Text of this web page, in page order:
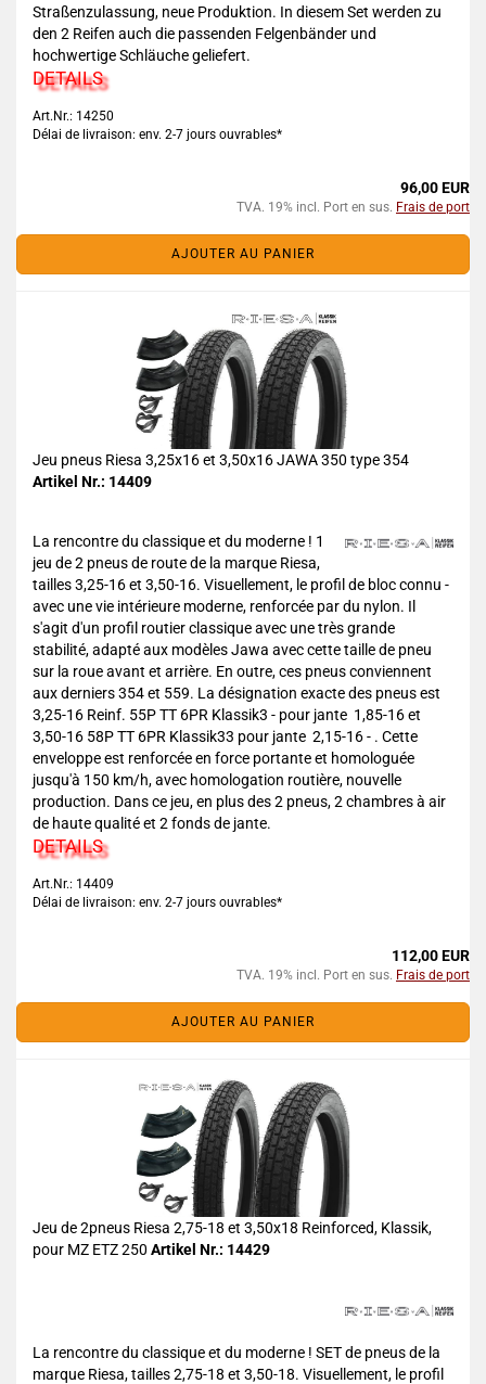
Straßenzulassung, neue Produktion. In diesem Set werden zu
den 2 Reifen auch die passenden Felgenbänder und
hochwertige Schläuche geliefert.
DETAILS
Art.Nr.: 14250
Délai de livraison: env. 2-7 jours ouvrables*
96,00 EUR
TVA. 19% incl. Port en sus. Frais de port
AJOUTER AU PANIER
Jeu pneus Riesa 3,25x16 et 3,50x16 JAWA 350 type 354
Artikel Nr.: 14409
La rencontre du classique et du moderne ! 1
jeu de 2 pneus de route de la marque Riesa,
tailles 3,25-16 et 3,50-16. Visuellement, le profil de bloc connu -
avec une vie intérieure moderne, renforcée par du nylon. Il
s'agit d'un profil routier classique avec une très grande
stabilité, adapté aux modèles Jawa avec cette taille de pneu
sur la roue avant et arrière. En outre, ces pneus conviennent
aux derniers 354 et 559. La désignation exacte des pneus est
3,25-16 Reinf. 55P TT 6PR Klassik3 - pour jante 1,85-16 et
3,50-16 58P TT 6PR Klassik33 pour jante 2,15-16 - . Cette
enveloppe est renforcée en force portante et homologuée
jusqu'à 150 km/h, avec homologation routière, nouvelle
production. Dans ce jeu, en plus des 2 pneus, 2 chambres à air
de haute qualité et 2 fonds de jante.
DETAILS
Art.Nr.: 14409
Délai de livraison: env. 2-7 jours ouvrables*
112,00 EUR
TVA. 19% incl. Port en sus. Frais de port
AJOUTER AU PANIER
Jeu de 2pneus Riesa 2,75-18 et 3,50x18 Reinforced, Klassik,
pour MZ ETZ 250 Artikel Nr.: 14429
La rencontre du classique et du moderne ! SET de pneus de la
marque Riesa, tailles 2,75-18 et 3,50-18. Visuellement, le profil